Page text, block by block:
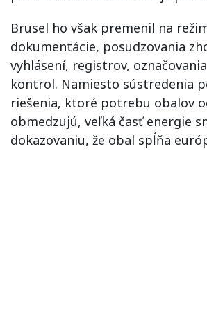
Brusel ho však premenil na
dokumentácie, posudzovania
vyhlásení, registrov,
kontrol. Namiesto sústredenia
riešenia, ktoré potrebu obalov
obmedzujú, veľká časť energie
dokazovaniu, že obal spĺňa